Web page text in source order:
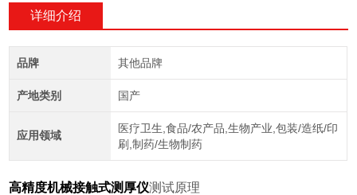
详细介绍
品牌 其他品牌
产地类别 国产
应用领域
医疗卫生,食品/农产品,生物产业,包装/造纸/印
刷,制药/生物制药
高精度机械接触式测厚仪测试原理